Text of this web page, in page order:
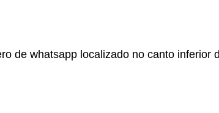
de whatsapp localizado no canto inferior